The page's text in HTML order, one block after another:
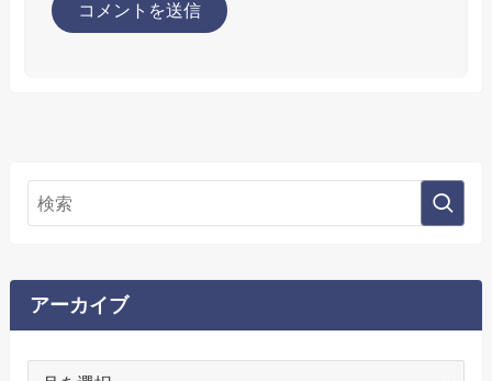
アーカイブ